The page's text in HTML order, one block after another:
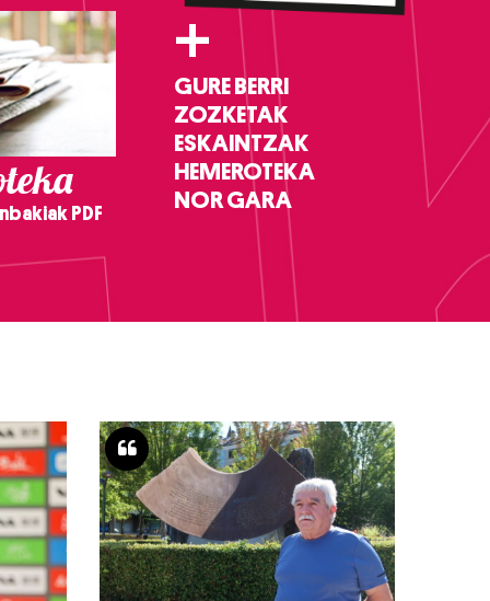
PDF
+
GURE BERRI
ZOZKETAK
ESKAINTZAK
HEMEROTEKA
NOR GARA